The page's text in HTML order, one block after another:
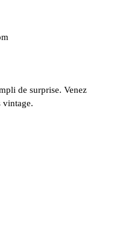
de surprise. Venez
vintage.